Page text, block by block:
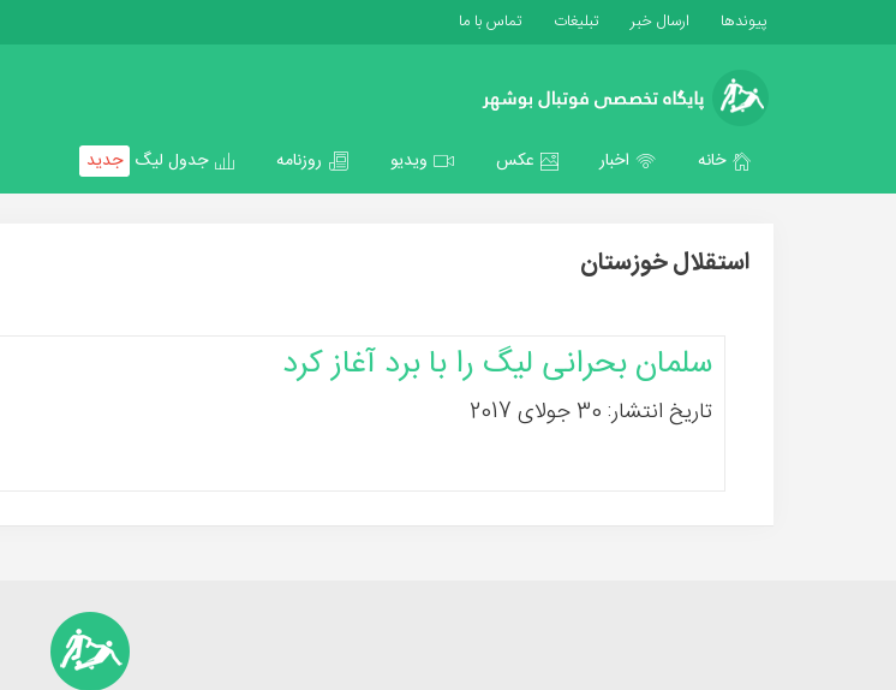
پیوندها ارسال خبر تبلیغات تماس با ما
خانه اخبار عکس ویدیو روزنامه جدول لیگ جدید
استقلال خوزستان
سلمان بحرانی لیگ را با برد آغاز کرد
تاریخ انتشار: 30 جولای 2017